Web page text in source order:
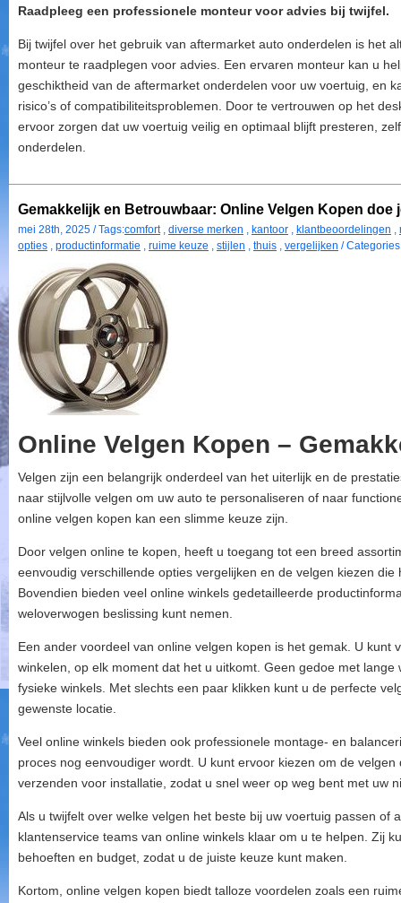
Raadpleeg een professionele monteur voor advies bij twijfel.
Bij twijfel over het gebruik van aftermarket auto onderdelen is het
monteur te raadplegen voor advies. Een ervaren monteur kan u
geschiktheid van de aftermarket onderdelen voor uw voertuig, en
risico’s of compatibiliteitsproblemen. Door te vertrouwen op het
ervoor zorgen dat uw voertuig veilig en optimaal blijft presteren,
onderdelen.
Gemakkelijk en Betrouwbaar: Online Velgen Kopen doe
mei 28th, 2025 / Tags:comfort, diverse merken , kantoor , klantbeoordelingen ,
opties , productinformatie , ruime keuze , stijlen , thuis , vergelijken /
Online Velgen Kopen –
Velgen zijn een belangrijk onderdeel van het uiterlijk en de
naar stijlvolle velgen om uw auto te personaliseren of naar
online velgen kopen kan een slimme keuze zijn.
Door velgen online te kopen, heeft u toegang tot een breed
eenvoudig verschillende opties vergelijken en de velgen kiezen
Bovendien bieden veel online winkels gedetailleerde
weloverwogen beslissing kunt nemen.
Een ander voordeel van online velgen kopen is het gemak. U kunt
winkelen, op elk moment dat het u uitkomt. Geen gedoe met
fysieke winkels. Met slechts een paar klikken kunt u de perfecte
gewenste locatie.
Veel online winkels bieden ook professionele montage- en
proces nog eenvoudiger wordt. U kunt ervoor kiezen om de
verzenden voor installatie, zodat u snel weer op weg bent met uw
Als u twijfelt over welke velgen het beste bij uw voertuig passen of
klantenservice teams van online winkels klaar om u te helpen. Zij
behoeften en budget, zodat u de juiste keuze kunt maken.
Kortom, online velgen kopen biedt talloze voordelen zoals een